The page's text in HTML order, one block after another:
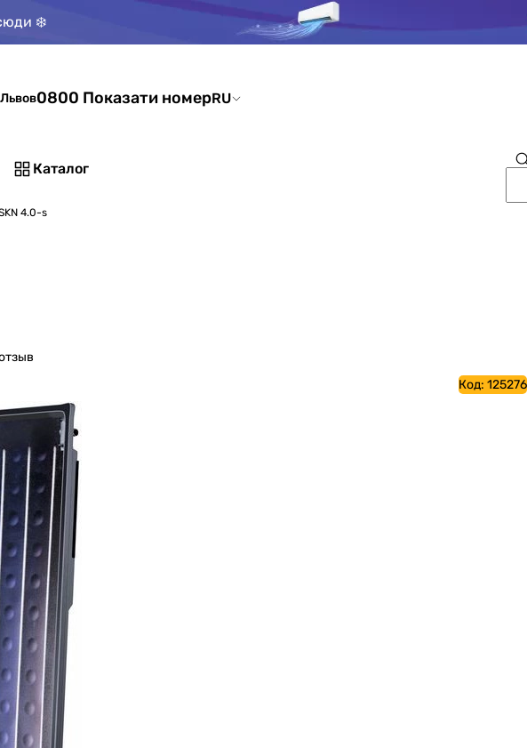
❄️
Львов0800 Показати номерRU
Каталог
4.0-s
Код: 125276